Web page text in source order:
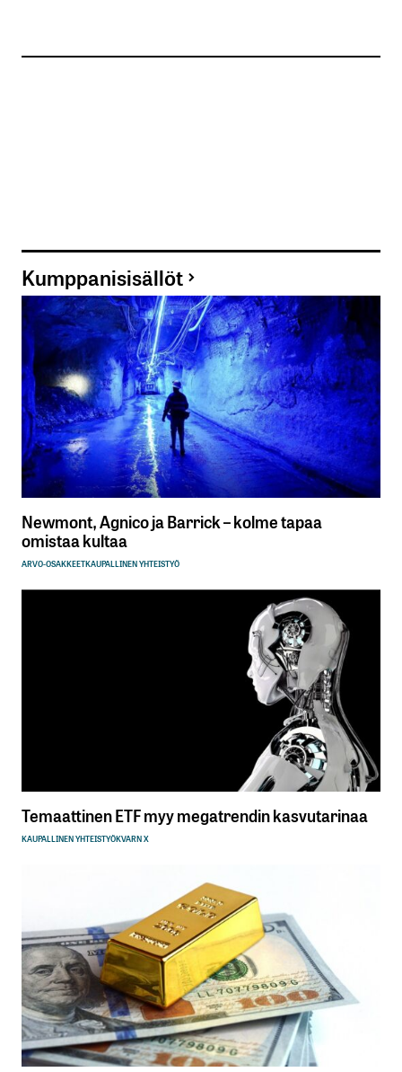
Kumppanisisällöt
Newmont, Agnico ja Barrick – kolme tapaa
omistaa kultaa
ARVO-OSAKKEETKAUPALLINEN YHTEISTYÖ
Temaattinen ETF myy megatrendin kasvutarinaa
KAUPALLINEN YHTEISTYÖKVARN X